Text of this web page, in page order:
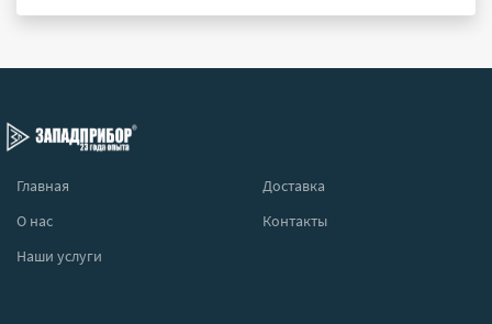
Главная
Доставка
О нас
Контакты
Наши услуги